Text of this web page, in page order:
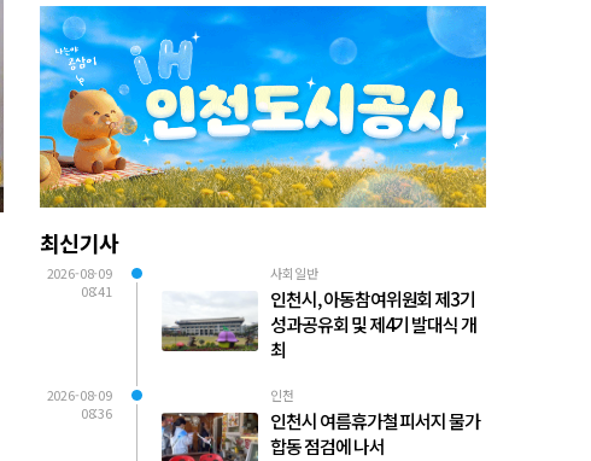
최신기사
2026-08-09
08:41
사회일반
인천시, 아동참여위원회 제3기
성과공유회 및 제4기 발대식 개
최
2026-08-09
08:36
인천
인천시 여름휴가철 피서지 물가
합동 점검에 나서